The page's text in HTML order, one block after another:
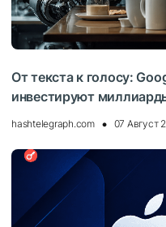
От текста к голосу:
инвестируют
hashtelegraph.com 07 Август